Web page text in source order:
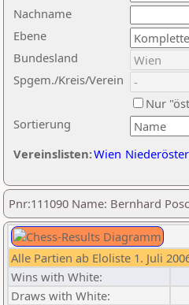
Nachname
Ebene
Sortierung
Bundesland
Spgem./Kreis/Verein
Nur
Vereinslisten:Wien
Pnr:111090 Name: Bernhard
Alle Partien ab Eloliste 1. Juli
Wins with White:
Draws with White: